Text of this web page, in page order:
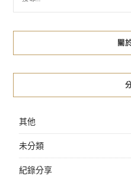
覽
關
其他
未分類
紀錄分享